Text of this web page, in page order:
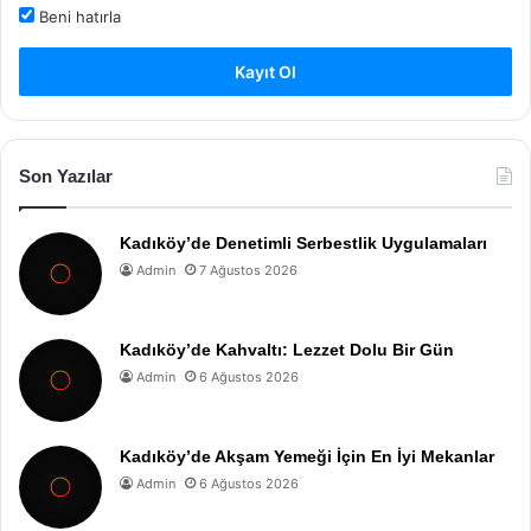
Beni hatırla
Kayıt Ol
Son Yazılar
Kadıköy’de Denetimli Serbestlik Uygulamaları
Admin 7 Ağustos 2026
Kadıköy’de Kahvaltı: Lezzet Dolu Bir Gün
Admin 6 Ağustos 2026
Kadıköy’de Akşam Yemeği İçin En İyi Mekanlar
Admin 6 Ağustos 2026